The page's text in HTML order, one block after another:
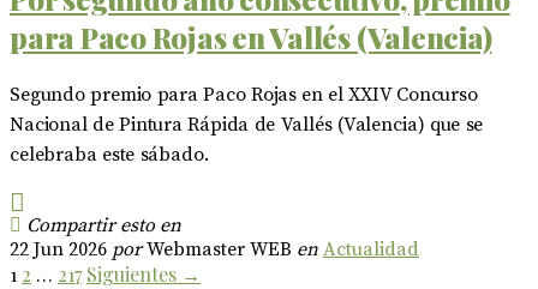
para Paco Rojas en Vallés (Valencia)
Segundo premio para Paco Rojas en el XXIV Concurso
Nacional de Pintura Rápida de Vallés (Valencia) que se
celebraba este sábado.
Compartir esto en
22 Jun 2026 porWebmaster WEB en Actualidad
1 2 … 217 Siguientes →